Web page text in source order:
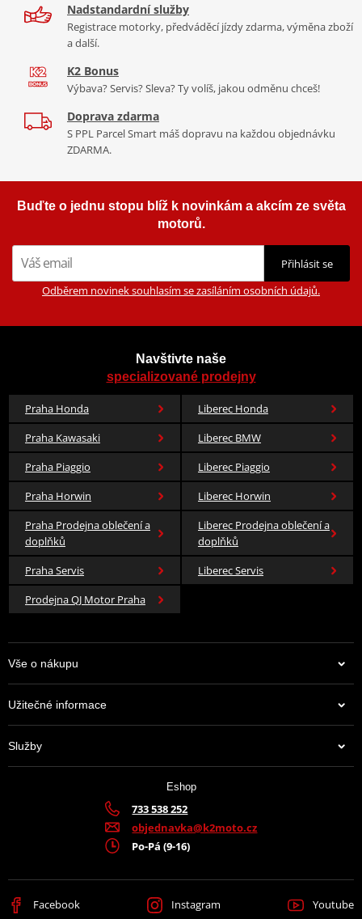
Cena za pár včetně montážní sady.
Montážní list
Nadstandardní služby
Registrace motorky, předváděcí jízdy zdarma, výměna zboží
a další.
K2 Bonus
Výbava? Servis? Sleva? Ty volíš, jakou odměnu chceš!
Doprava zdarma
S PPL Parcel Smart máš dopravu na každou objednávku
ZDARMA.
Buďte o jednu stopu blíž k novinkám a akcím ze světa
motorů.
Přihlásit se
Odběrem novinek souhlasím se zasíláním osobních údajů.
Navštivte naše
specializované prodejny
Praha Honda
Liberec Honda
Praha Kawasaki
Liberec BMW
Praha Piaggio
Liberec Piaggio
Praha Horwin
Liberec Horwin
Praha Prodejna oblečení a
doplňků
Liberec Prodejna oblečení a
doplňků
Praha Servis
Liberec Servis
Prodejna QJ Motor Praha
Vše o nákupu
Užitečné informace
Služby
Eshop
733 538 252
objednavka@k2moto.cz
Po-Pá (9-16)
Facebook Instagram Youtube